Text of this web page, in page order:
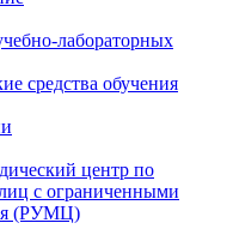
лабораторных
средства обучения
центр по
с ограниченными
(РУМЦ)